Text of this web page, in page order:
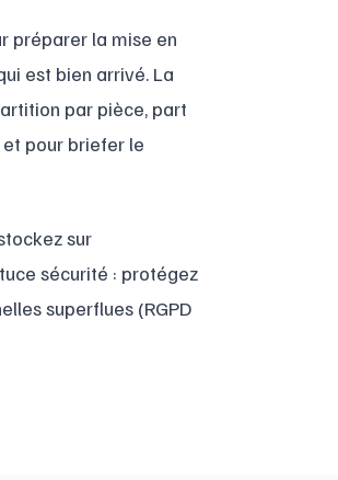
préparer la mise en
est bien arrivé. La
par pièce, part
pour briefer le
sur
sécurité : protégez
superflues (RGPD